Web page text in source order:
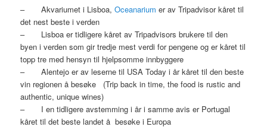
– Akvariumet i Lisboa,Oceanarium er av Tripadvisor kåret til
det nest beste i verden
– Lisboa er tidligere kåret av Tripadvisors brukere til den
byen i verden som gir tredje mest verdi for pengene og er kåret til
topp tre med hensyn til hjelpsomme innbyggere
– Alentejo er av leserne til USA Today i år kåret til den beste
vin regionen å besøke (Trip back in time, the food is rustic and
authentic, unique wines)
– I en tidligere avstemming i år i samme avis er Portugal
kåret til det beste landet å besøke i Europa